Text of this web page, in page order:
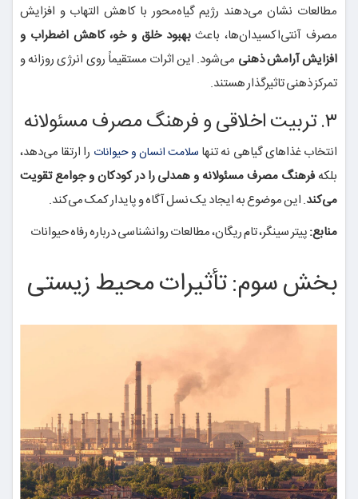
مطالعات نشان می‌دهند رژیم گیاه‌محور با کاهش التهاب و افزایش
مصرف آنتی‌اکسیدان‌ها، باعثبهبود خلق و خو، کاهش اضطراب و
افزایش آرامش ذهنی می‌شود. این اثرات مستقیماً روی انرژی روزانه و
تمرکز ذهنی تاثیرگذار هستند.
۳. تربیت اخلاقی و فرهنگ مصرف مسئولانه
انتخاب غذاهای گیاهی نه تنها سلامت انسان و حیوانات را ارتقا می‌دهد،
بلکه فرهنگ مصرف مسئولانه و همدلی را در کودکان و جوامع تقویت
می‌کند. این موضوع به ایجاد یک نسل آگاه و پایدار کمک می‌کند.
منابع:پیتر سینگر، تام ریگان، مطالعات روانشناسی درباره رفاه حیوانات
بخش سوم: تأثیرات محیط زیستی